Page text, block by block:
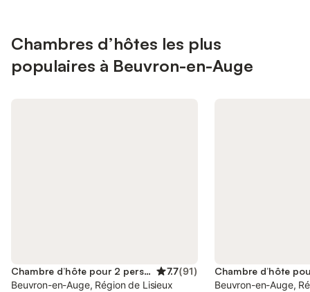
Chambres d’hôtes les plus
populaires à Beuvron-en-Auge
Chambre d’hôte pour 2 personnes 7.7(91)
Beuvron-en-Auge, Région de Lisieux
Beuvron-en-Auge,